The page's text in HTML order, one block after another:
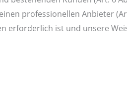
professionellen Anbieter
erforderlich ist und unsere